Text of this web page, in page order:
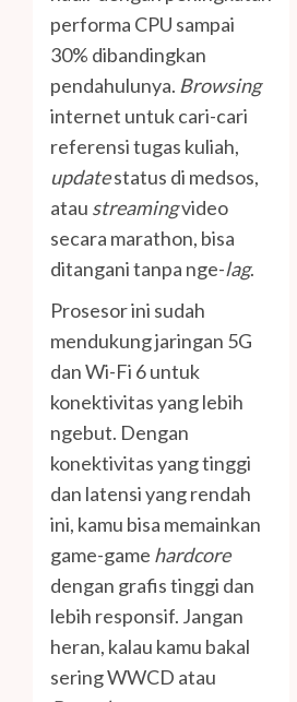
performa CPU sampai
30% dibandingkan
pendahulunya. Browsing
internet untuk cari-cari
referensi tugas kuliah,
updatestatus di medsos,
atau streamingvideo
secara marathon, bisa
ditangani tanpa nge-lag.
Prosesor ini sudah
mendukung jaringan 5G
dan Wi-Fi 6 untuk
konektivitas yang lebih
ngebut. Dengan
konektivitas yang tinggi
dan latensi yang rendah
ini, kamu bisa memainkan
game-game hardcore
dengan grafis tinggi dan
lebih responsif. Jangan
heran, kalau kamu bakal
sering WWCD atau